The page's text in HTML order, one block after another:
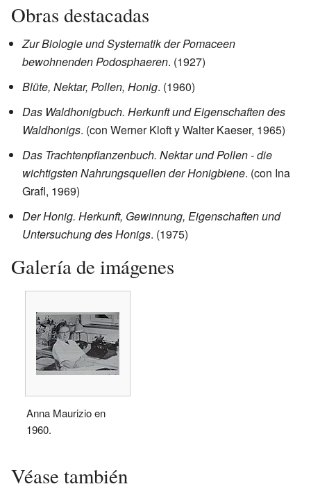
Obras destacadas
Zur Biologie und Systematik der Pomaceen
bewohnenden Podosphaeren. (1927)
Blüte, Nektar, Pollen, Honig. (1960)
Das Waldhonigbuch. Herkunft und Eigenschaften des
Waldhonigs. (con Werner Kloft y Walter Kaeser, 1965)
Das Trachtenpflanzenbuch. Nektar und Pollen - die
wichtigsten Nahrungsquellen der Honigbiene. (con Ina
Grafl, 1969)
Der Honig. Herkunft, Gewinnung, Eigenschaften und
Untersuchung des Honigs. (1975)
Galería de imágenes
Anna Maurizio en
1960.
Véase también